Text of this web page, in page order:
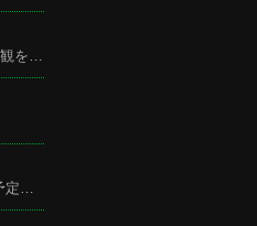
お店の雰囲気に合う看板や外観を作るために
福岡市西区姪浜に新規Open予定の中華店